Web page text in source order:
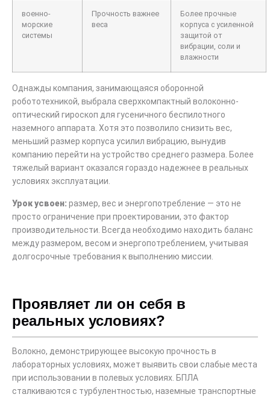
военно-
морские
системы
Прочность важнее
веса
Более прочные
корпуса с усиленной
защитой от
вибрации, соли и
влажности
Однажды компания, занимающаяся оборонной
робототехникой, выбрала сверхкомпактный волоконно-
оптический гироскоп для гусеничного беспилотного
наземного аппарата. Хотя это позволило снизить вес,
меньший размер корпуса усилил вибрацию, вынудив
компанию перейти на устройство среднего размера. Более
тяжелый вариант оказался гораздо надежнее в реальных
условиях эксплуатации.
Урок усвоен: размер, вес и энергопотребление — это не
просто ограничение при проектировании, это фактор
производительности. Всегда необходимо находить баланс
между размером, весом и энергопотреблением, учитывая
долгосрочные требования к выполнению миссии.
Проявляет ли он себя в
реальных условиях?
Волокно, демонстрирующее высокую прочность в
лабораторных условиях, может выявить свои слабые места
при использовании в полевых условиях. БПЛА
сталкиваются с турбулентностью, наземные транспортные